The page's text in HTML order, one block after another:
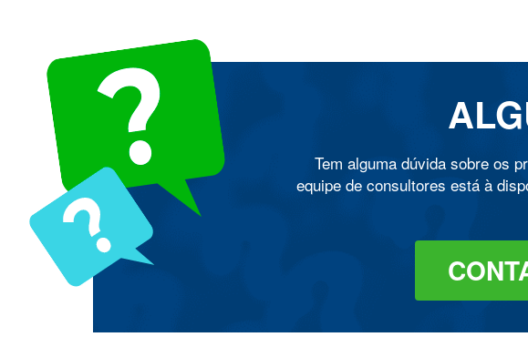
Tem alguma dúvida sobre os
equipe de consultores está à